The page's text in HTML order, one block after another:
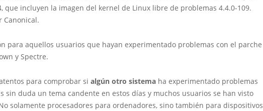
que incluyen la imagen del kernel de Linux libre de problemas 4.4.0-109.
Canonical.
para aquellos usuarios que hayan experimentado problemas con el parche
y Spectre.
para comprobar si algún otro sistema ha experimentado problemas
sin duda un tema candente en estos días y muchos usuarios se han visto
solamente procesadores para ordenadores, sino también para dispositivos